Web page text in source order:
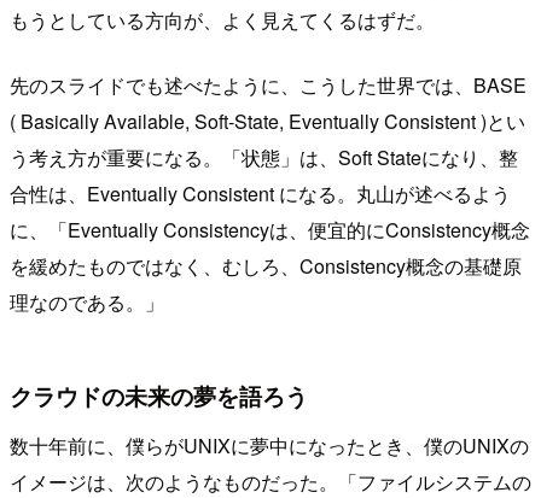
もうとしている方向が、よく見えてくるはずだ。
先のスライドでも述べたように、こうした世界では、BASE
( Basically Available, Soft-State, Eventually Consistent )とい
う考え方が重要になる。「状態」は、Soft Stateになり、整
合性は、Eventually Consistent になる。丸山が述べるよう
に、「Eventually Consistencyは、便宜的にConsistency概念
を緩めたものではなく、むしろ、Consistency概念の基礎原
理なのである。」
クラウドの未来の夢を語ろう
数十年前に、僕らがUNIXに夢中になったとき、僕のUNIXの
イメージは、次のようなものだった。「ファイルシステムの